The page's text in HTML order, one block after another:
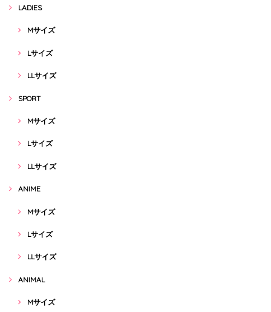
LADIES
Mサイズ
Lサイズ
LLサイズ
SPORT
Mサイズ
Lサイズ
LLサイズ
ANIME
Mサイズ
Lサイズ
LLサイズ
ANIMAL
Mサイズ